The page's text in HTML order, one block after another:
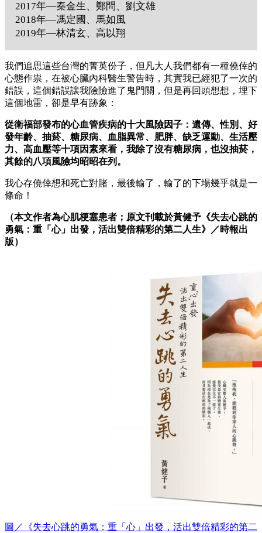
2017年—秦金生、鄭問、劉文雄
2018年—馮定國、馬如風
2019年—林清玄、高以翔
我們追思這些台灣的菁英份子，但凡大人我們都有一種僥倖的
心態作祟，在被心臟內科醫生警告時，其實我已經犯了一次的
錯誤，這個錯誤讓我險險進了鬼門關，但是再回頭想想，埋下
這個地雷，卻是早有跡象：
從衛福部發布的心血管疾病的十大風險因子：遺傳、性別、好
發年齡、抽菸、糖尿病、血脂異常、肥胖、缺乏運動、生活壓
力、高血壓等十項因素來看，我除了沒有糖尿病，也沒抽菸，
其餘的八項風險均昭昭在列。
我心存僥倖想和死亡對賭，最後輸了，輸了的下場幾乎就是一
條命！
（本文作者為心肌梗塞患者；原文刊載於黃健予《失去心跳的
勇氣：重「心」出發，活出雙倍精彩的第二人生》／時報出
版）
圖／《失去心跳的勇氣：重「心」出發，活出雙倍精彩的第二